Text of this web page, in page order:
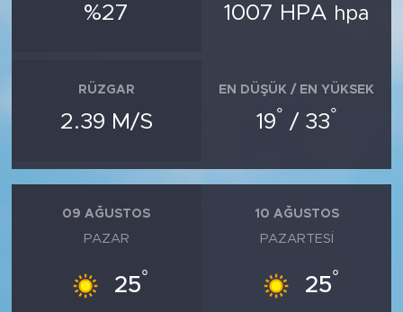
%27 1007 HPA hpa
RÜZGAR
2.39 M/S
EN DÜŞÜK / EN YÜKSEK
19° / 33°
09 AĞUSTOS
PAZAR
25°
10 AĞUSTOS
PAZARTESI
25°